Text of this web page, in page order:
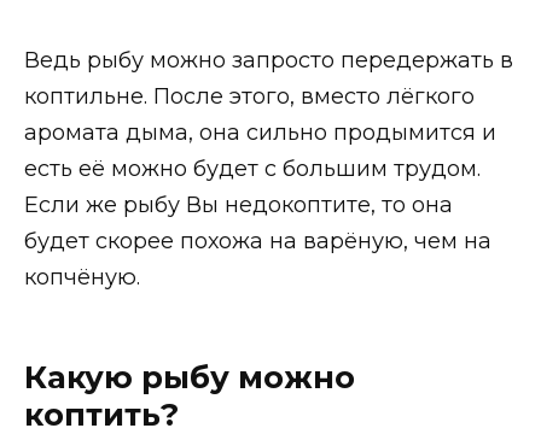
Ведь рыбу можно запросто передержать в
коптильне. После этого, вместо лёгкого
аромата дыма, она сильно продымится и
есть её можно будет с большим трудом.
Если же рыбу Вы недокоптите, то она
будет скорее похожа на варёную, чем на
копчёную.
Какую рыбу можно
коптить?